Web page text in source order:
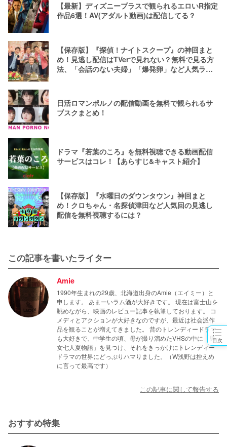
目次
【最新】ディズニープラスで観られるエロいR指定
作品6選！AV(アダルト動画)は配信してる？
【保存版】『探偵！ナイトスクープ』の神回まと
め！見逃し配信はTVerで見れない？無料で見る方
法、「会話のない夫婦」「爆発卵」など人気ラン
日活ロマンポルノの配信動画を無料で観られるサ
ブスクまとめ！
ドラマ『若葉のころ』を無料視聴できる動画配信
サービスはコレ！【あらすじ&キャスト紹介】
【保存版】『水曜日のダウンタウン』神回まと
め！クロちゃん・名探偵津田など人気回の見逃し
配信を無料視聴するには？
この記事を書いたライター
Amie
1990年生まれの29歳、北海道出身のAmie（エイミー）と
申します。 あまーいラム酒が大好きです。 現在は富士山を
眺めながら、映画のレビュー記事を執筆しております。 コ
メディとアクションが大好きなのですが、最近は社会派作
品を観ることが増えてきました。 昔のトレンディードラマ
も大好きで、中学生の頃、母が撮り溜めたVHSの中に「男
女七人夏物語」を見つけ、それをきっかけにトレンディー
ドラマの世界にどっぷりハマりました。（W浅野は控えめ
に言って最高です）
この記事に関して報告する
おすすめ特集